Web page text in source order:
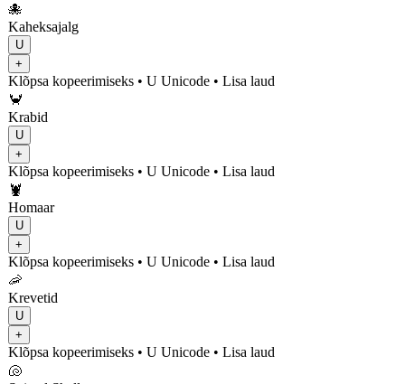
🐙
Kaheksajalg
U
+
Klõpsa kopeerimiseks • U Unicode • Lisa laud
🦀
Krabid
U
+
Klõpsa kopeerimiseks • U Unicode • Lisa laud
🦞
Homaar
U
+
Klõpsa kopeerimiseks • U Unicode • Lisa laud
🦐
Krevetid
U
+
Klõpsa kopeerimiseks • U Unicode • Lisa laud
🐚